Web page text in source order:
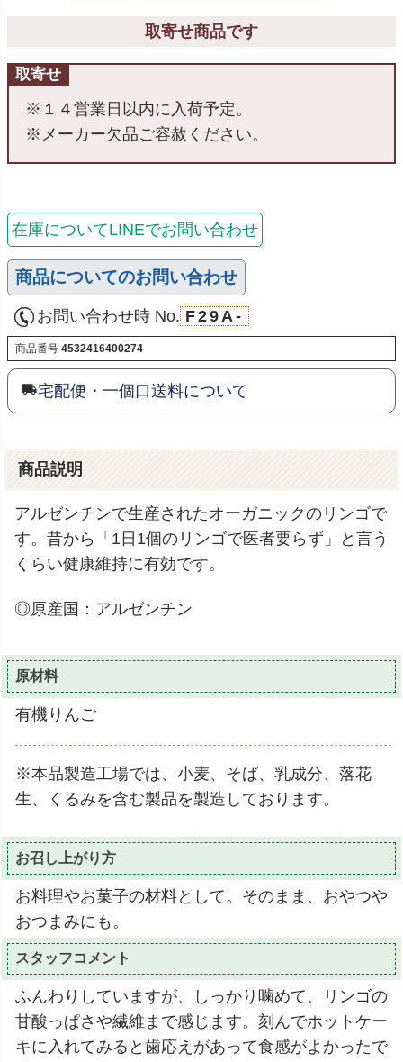
取寄せ商品です
取寄せ
※１４営業日以内に入荷予定。
※メーカー欠品ご容赦ください。
在庫についてLINEでお問い合わせ
商品についてのお問い合わせ
お問い合わせ時 No. F29A-
商品番号 4532416400274
宅配便・一個口送料について
商品説明
アルゼンチンで生産されたオーガニックのリンゴで
す。昔から「1日1個のリンゴで医者要らず」と言う
くらい健康維持に有効です。
◎原産国：アルゼンチン
原材料
有機りんご
※本品製造工場では、小麦、そば、乳成分、落花
生、くるみを含む製品を製造しております。
お召し上がり方
お料理やお菓子の材料として。そのまま、おやつや
おつまみにも。
スタッフコメント
ふんわりしていますが、しっかり噛めて、リンゴの
甘酸っぱさや繊維まで感じます。刻んでホットケー
キに入れてみると歯応えがあって食感がよかったで